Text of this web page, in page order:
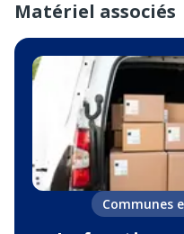
Matériel associés
Communes